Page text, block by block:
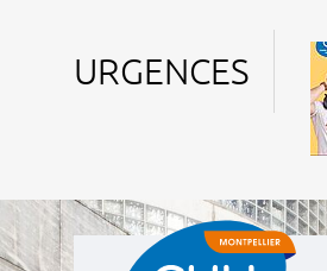
URGENCES